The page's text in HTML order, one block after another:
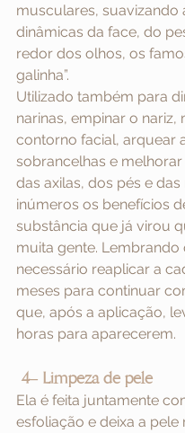
musculares, suavizando
dinâmicas da face, do
redor dos olhos, os
galinha”.
Utilizado também para
narinas, empinar o nariz,
contorno facial, arquear
sobrancelhas e
das axilas, dos pés e das
inúmeros os benefícios
substância que já virou
muita gente. Lembrando
necessário reaplicar a
meses para continuar
que, após a aplicação,
horas para aparecerem.
4– Limpeza de pele
Ela é feita juntamente
esfoliação e deixa a pele